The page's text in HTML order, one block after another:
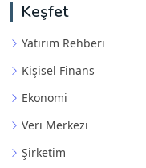
Keşfet
Yatırım Rehberi
Kişisel Finans
Ekonomi
Veri Merkezi
Şirketim